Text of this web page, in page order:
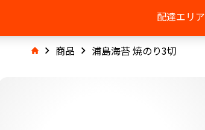
配達エリア
商品 浦島海苔 焼のり3切